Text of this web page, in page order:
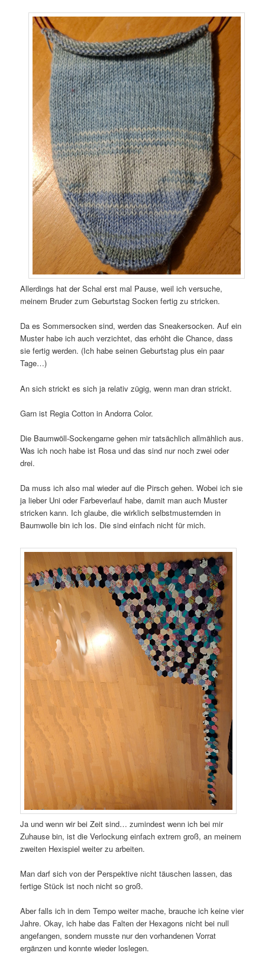
Allerdings hat der Schal erst mal Pause, weil ich versuche,
meinem Bruder zum Geburtstag Socken fertig zu stricken.
Da es Sommersocken sind, werden das Sneakersocken. Auf ein
Muster habe ich auch verzichtet, das erhöht die Chance, dass
sie fertig werden. (Ich habe seinen Geburtstag plus ein paar
Tage…)
An sich strickt es sich ja relativ zügig, wenn man dran strickt.
Garn ist Regia Cotton in Andorra Color.
Die Baumwöll-Sockengarne gehen mir tatsächlich allmählich aus.
Was ich noch habe ist Rosa und das sind nur noch zwei oder
drei.
Da muss ich also mal wieder auf die Pirsch gehen. Wobei ich sie
ja lieber Uni oder Farbeverlauf habe, damit man auch Muster
stricken kann. Ich glaube, die wirklich selbstmusternden in
Baumwolle bin ich los. Die sind einfach nicht für mich.
Ja und wenn wir bei Zeit sind… zumindest wenn ich bei mir
Zuhause bin, ist die Verlockung einfach extrem groß, an meinem
zweiten Hexispiel weiter zu arbeiten.
Man darf sich von der Perspektive nicht täuschen lassen, das
fertige Stück ist noch nicht so groß.
Aber falls ich in dem Tempo weiter mache, brauche ich keine vier
Jahre. Okay, ich habe das Falten der Hexagons nicht bei null
angefangen, sondern musste nur den vorhandenen Vorrat
ergänzen und konnte wieder loslegen.